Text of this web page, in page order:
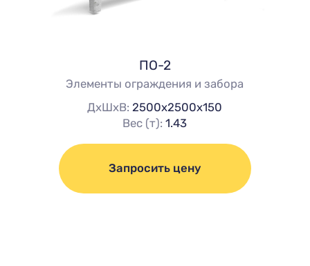
ПО-2
Элементы ограждения и забора
ДхШхВ:2500х2500х150
Вес (т):1.43
Запросить цену